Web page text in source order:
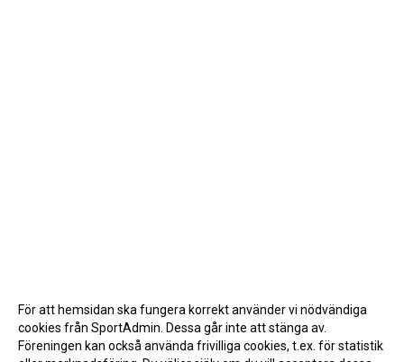
För att hemsidan ska fungera korrekt använder vi nödvändiga
cookies från SportAdmin. Dessa går inte att stänga av.
Föreningen kan också använda frivilliga cookies, t.ex. för statistik